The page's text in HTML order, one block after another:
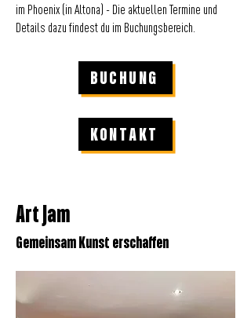
im Phoenix (in Altona) - Die aktuellen Termine und
Details dazu findest du im Buchungsbereich.
BUCHUNG
KONTAKT
Art Jam
Gemeinsam Kunst erschaffen